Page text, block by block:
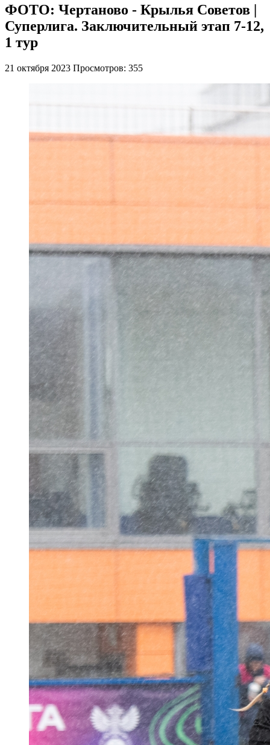
ФОТО: Чертаново - Крылья Советов |
Суперлига. Заключительный этап 7-12,
1 тур
21 октября 2023 Просмотров: 355